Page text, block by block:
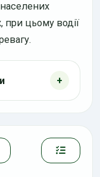
при цьому водії